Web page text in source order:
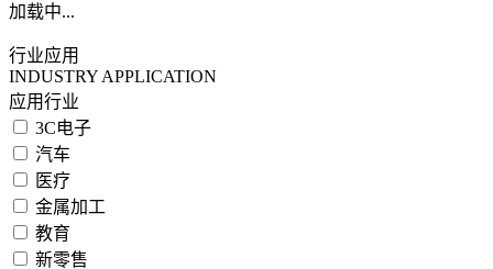
加载中...
行业应用
INDUSTRY APPLICATION
应用行业
3C电子
汽车
医疗
金属加工
教育
新零售